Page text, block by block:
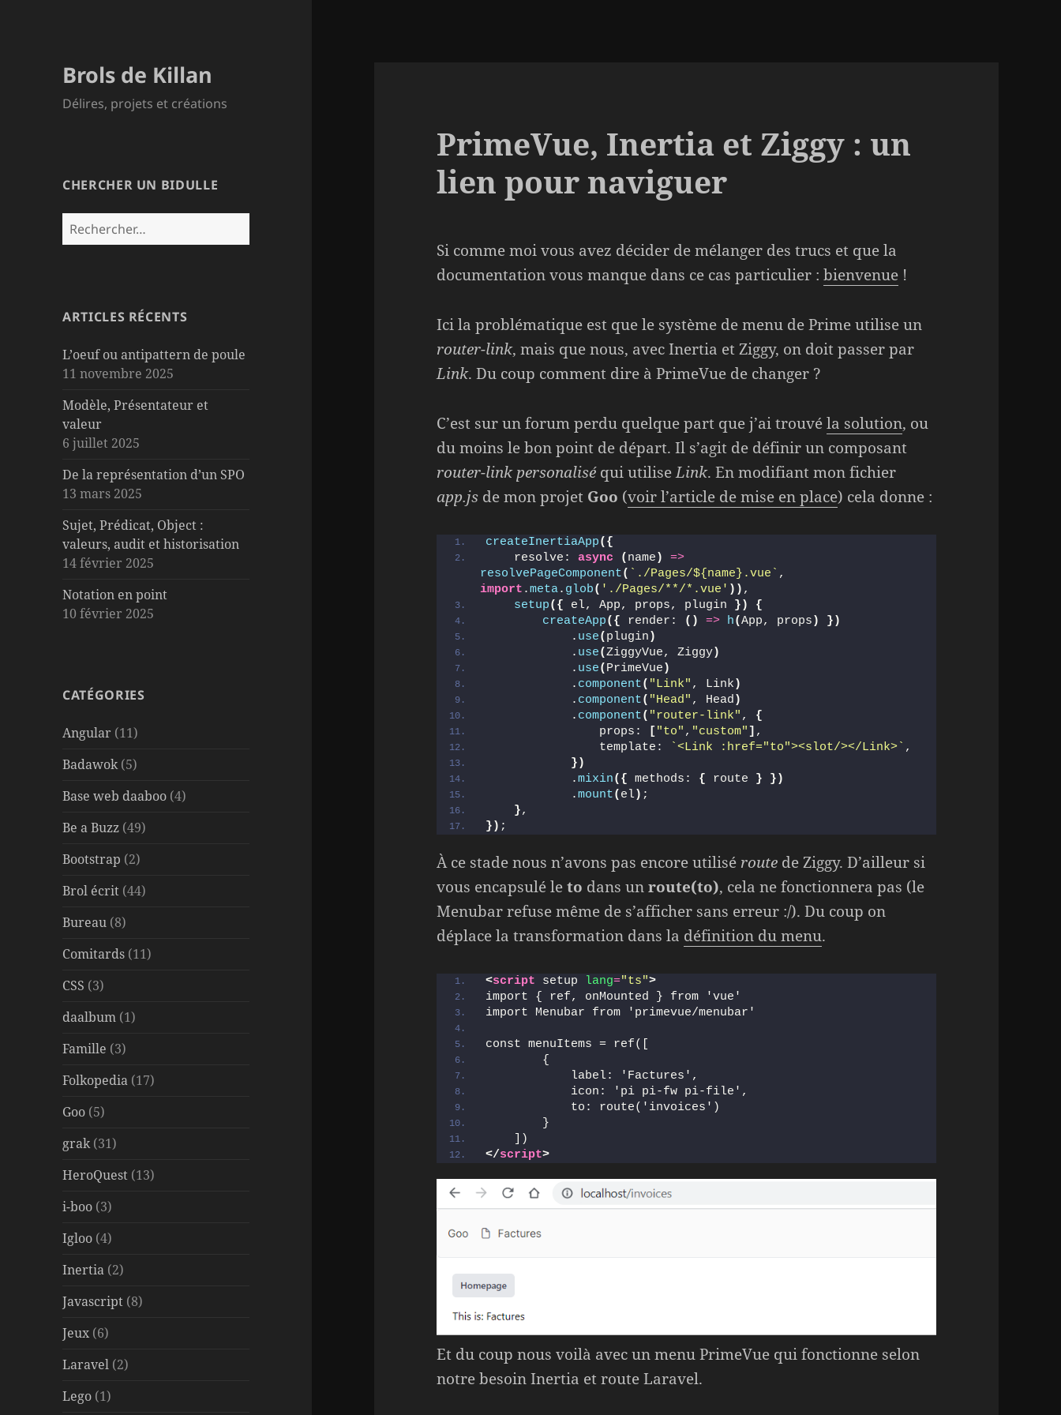
Brols de Killan
Délires, projets et créations
CHERCHER UN BIDULLE
Rechercher :
ARTICLES RÉCENTS
L’oeuf ou antipattern de poule
11 novembre 2025
Modèle, Présentateur et
valeur
6 juillet 2025
De la représentation d’un SPO
13 mars 2025
Sujet, Prédicat, Object :
valeurs, audit et historisation
14 février 2025
Notation en point
10 février 2025
CATÉGORIES
Angular (11)
Badawok(5)
Base web daaboo (4)
Be a Buzz (49)
Bootstrap (2)
Brol écrit (44)
Bureau (8)
Comitards (11)
CSS (3)
daalbum (1)
Famille (3)
Folkopedia (17)
Goo (5)
grak(31)
HeroQuest (13)
i-boo (3)
Igloo (4)
Inertia (2)
Javascript (8)
Jeux (6)
Laravel (2)
Lego (1)
PrimeVue, Inertia et Ziggy : un
lien pour naviguer
Si comme moi vous avez décider de mélanger des trucs et que la
documentation vous manque dans ce cas particulier :bienvenue !
Ici la problématique est que le système de menu de Prime utilise un
router-link, mais que nous, avec Inertia et Ziggy, on doit passer par
Link. Du coup comment dire à PrimeVue de changer ?
C’est sur un forum perdu quelque part que j’ai trouvéla solution, ou
du moins le bon point de départ. Il s’agit de définir un composant
router-link personaliséqui utiliseLink. En modifiant mon fichier
app.js de mon projet Goo (voir l’article de mise en place) cela donne :
createInertiaApp( {
    resolve:
async ( name )
=>
resolvePageComponent( `./Pages/${name} .vue`
import .meta. glob( './Pages/**/*.vue' ) ) ,
setup( { el, App, props, plugin } )
{
createApp( { render: ( ) => h(App, props ) } )
            .
use( plugin )
            .
use(ZiggyVue, Ziggy)
            .
use( PrimeVue )
            .
component( "Link" , Link )
            .
component( "Head" , Head )
            .
component( "router-link" , {
                props:
[ "to" , "custom" ] ,
                template:
`<Link :href="to"><slot/></Link>` ,
} )
            .
mixin( { methods: { route } } )
            .
mount( el) ;
},
} ) ;
À ce stade nous n’avons pas encore utilisé route de Ziggy. D’ailleur si
vous encapsulé leto dans unroute(to), cela ne fonctionnera pas (le
Menubar refuse même de s’afficher sans erreur :/). Du coup on
déplace la transformation dans la définition du menu.
<script setup lang="ts">
import { ref, onMounted } from 'vue'
import Menubar from 'primevue/menubar'
const menuItems = ref([
        {
            label: 'Factures',
            icon: 'pi pi-fw pi-file',
            to: route('invoices')
        }
    ])
</script>
Et du coup nous voilà avec un menu PrimeVue qui fonctionne selon
notre besoin Inertia et route Laravel.